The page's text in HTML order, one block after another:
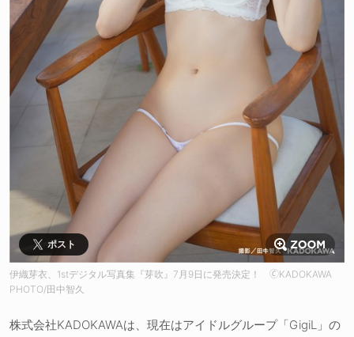
ポスト
伊織芽衣、1stデジタル写真集『芽吹』7月9日に発売決定！ 🄫KADOKAWA
PHOTO/田中智久
株式会社KADOKAWAは、現在はアイドルグループ「GigiL」の